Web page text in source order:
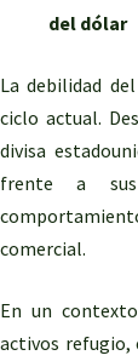
del dólar
La debilidad
ciclo actual.
divisa
frente a sus
comercial.
En un
activos refugio,